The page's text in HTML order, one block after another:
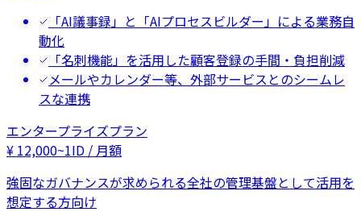
「AI議事録」と「AIプロセスビルダー」による業務自
動化
「名刺機能」を活用した顧客登録の手間・負担削減
メールやカレンダー等、外部サービスとのシームレ
スな連携
エンタープライズプラン
¥ 12,000~1ID / 月額
強固なガバナンスが求められる全社の管理基盤として活用を
想定する方向け